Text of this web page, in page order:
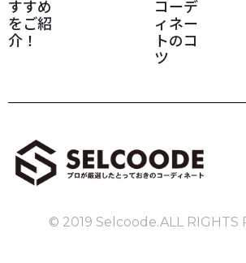
© 2019 Selcoode.ALL RIGHTS